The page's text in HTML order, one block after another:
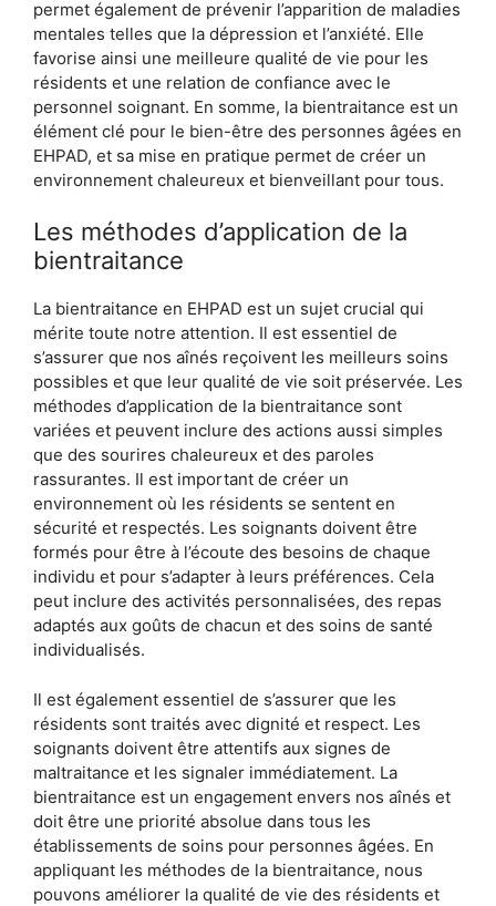
permet également de prévenir l’apparition de maladies
mentales telles que la dépression et l’anxiété. Elle
favorise ainsi une meilleure qualité de vie pour les
résidents et une relation de confiance avec le
personnel soignant. En somme, la bientraitance est un
élément clé pour le bien-être des personnes âgées en
EHPAD, et sa mise en pratique permet de créer un
environnement chaleureux et bienveillant pour tous.
Les méthodes d’application de la
bientraitance
La bientraitance en EHPAD est un sujet crucial qui
mérite toute notre attention. Il est essentiel de
s’assurer que nos aînés reçoivent les meilleurs soins
possibles et que leur qualité de vie soit préservée. Les
méthodes d’application de la bientraitance sont
variées et peuvent inclure des actions aussi simples
que des sourires chaleureux et des paroles
rassurantes. Il est important de créer un
environnement où les résidents se sentent en
sécurité et respectés. Les soignants doivent être
formés pour être à l’écoute des besoins de chaque
individu et pour s’adapter à leurs préférences. Cela
peut inclure des activités personnalisées, des repas
adaptés aux goûts de chacun et des soins de santé
individualisés.
Il est également essentiel de s’assurer que les
résidents sont traités avec dignité et respect. Les
soignants doivent être attentifs aux signes de
maltraitance et les signaler immédiatement. La
bientraitance est un engagement envers nos aînés et
doit être une priorité absolue dans tous les
établissements de soins pour personnes âgées. En
appliquant les méthodes de la bientraitance, nous
pouvons améliorer la qualité de vie des résidents et